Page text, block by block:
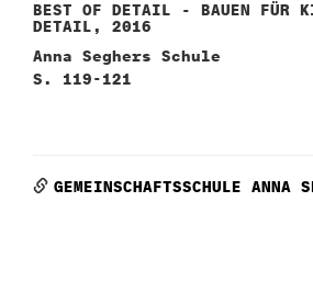
BEST OF DETAIL - BAUEN FÜR
DETAIL, 2016
Anna Seghers Schule
S. 119-121
GEMEINSCHAFTSSCHULE ANNA